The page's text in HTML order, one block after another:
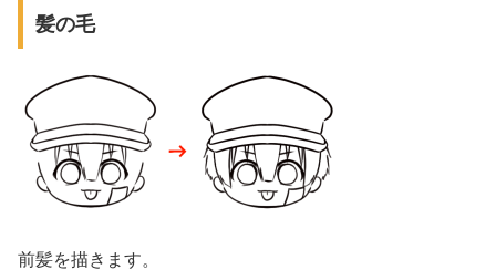
髪の毛
前髪を描きます。